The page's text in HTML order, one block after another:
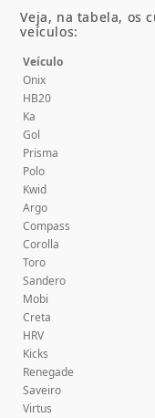
Veja, na tabela, os
veículos:
Veículo
Onix
HB20
Ka
Gol
Prisma
Polo
Kwid
Argo
Compass
Corolla
Toro
Sandero
Mobi
Creta
HRV
Kicks
Renegade
Saveiro
Virtus